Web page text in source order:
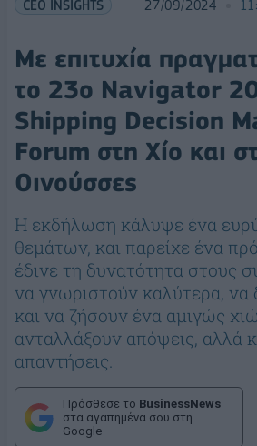
CEO INSIGHTS 27/09/2024
Με επιτυχία
το 23ο Navigator
Shipping Decision
Forum στη Χίο και
Οινούσσες
Η εκδήλωση κάλυψε ένα
θεμάτων, και παρείχε ένα
έδινε τη δυνατότητα στους
να γνωριστούν καλύτερα, να
και να ζήσουν ένα αμιγώς
ανταλλάξουν απόψεις, αλλά
απαντήσεις.
Πρόσθεσε το BusinessNews
στα αγαπημένα σου στη
Google